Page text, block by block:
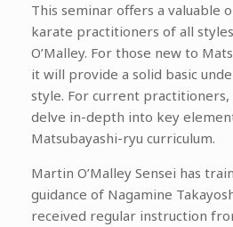
This seminar offers a valuable
karate practitioners of all
O’Malley. For those new to
it will provide a solid basic
style. For current
delve in-depth into key
Matsubayashi-ryu curriculum.
Martin O’Malley Sensei has
guidance of Nagamine
received regular instruction